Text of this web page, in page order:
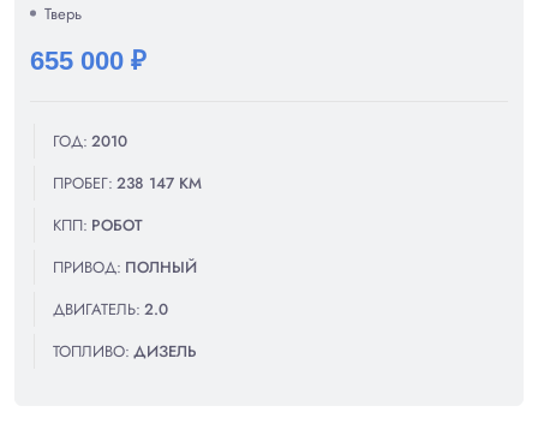
Тверь
655 000 ₽
ГОД: 2010
ПРОБЕГ: 238 147 КМ
КПП: РОБОТ
ПРИВОД: ПОЛНЫЙ
ДВИГАТЕЛЬ: 2.0
ТОПЛИВО: ДИЗЕЛЬ